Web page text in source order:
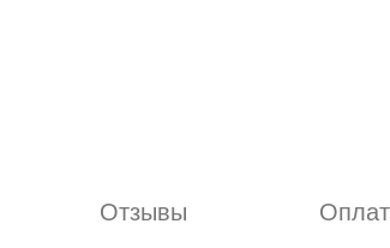
Отзывы